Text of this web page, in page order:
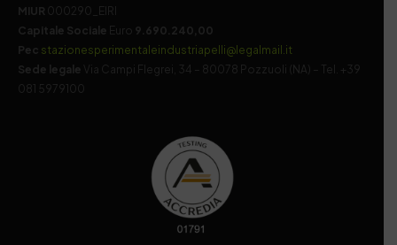
MIUR 000290_EIRI
Capitale Sociale Euro 9.690.240,00
Pec stazionesperimentaleindustriapelli@legalmail.it
Sede legale
Via Campi Flegrei, 34 – 80078 Pozzuoli (NA) – Tel. +39
081 5979100